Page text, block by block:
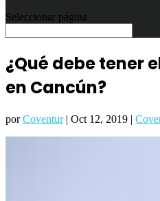
Seleccionar página
¿Qué debe tener
en Cancún?
porCoventur| Oct 12, 2019 |